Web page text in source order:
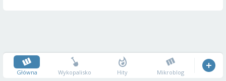
Główna Wykopalisko Hity Mikroblog